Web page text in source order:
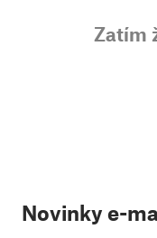
Zatím
Novinky e-